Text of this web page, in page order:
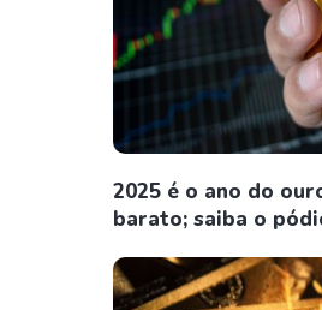
2025 é o ano do
barato; saiba o